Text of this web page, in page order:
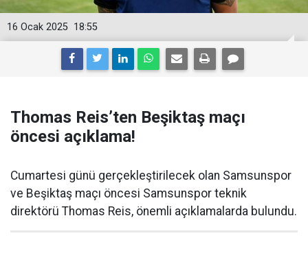
18:55
16 Ocak 2025
Thomas Reis’ten Beşiktaş maçı
öncesi açıklama!
Cumartesi günü gerçekleştirilecek olan Samsunspor
ve Beşiktaş maçı öncesi Samsunspor teknik
direktörü Thomas Reis, önemli açıklamalarda bulundu.